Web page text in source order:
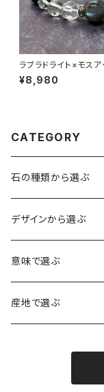
ラブラドライト×モス
マラヤ水晶ブレスレット
¥8,980
CATEGORY
石の種類から選ぶ
水晶（クォーツ）
アイリスクォーツ（虹入り
ヒマラヤ水晶
ローズクォーツ（紅水
アメジスト（紫水晶）
スモーキークォーツ
デザインから選ぶ
龍彫刻（水晶）
龍彫刻（オニキス）
意味で選ぶ
魔除け・厄除け
癒やし・ヒーリング
産地で選ぶ